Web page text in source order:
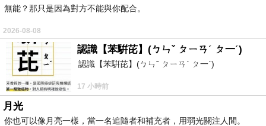
無能？那只是因為對方不能與你配合。
2026-08-08
認識【苯騈芘】(ㄅㄣˇ ㄆㄧㄢˊ ㄆ一ˊ)
認識【苯騈芘】(ㄅㄣˇ ㄆㄧㄢˊ ㄆ一ˊ)
17 小時前
月光
你也可以像月亮一樣，當一名追隨者和補充者，用弱光關注人間。